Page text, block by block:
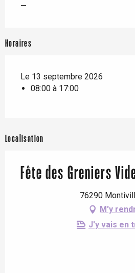
—
Horaires
Le 13 septembre 2026
08:00 à 17:00
Localisation
Fête des Greniers
76290
M'y
J'y vais en